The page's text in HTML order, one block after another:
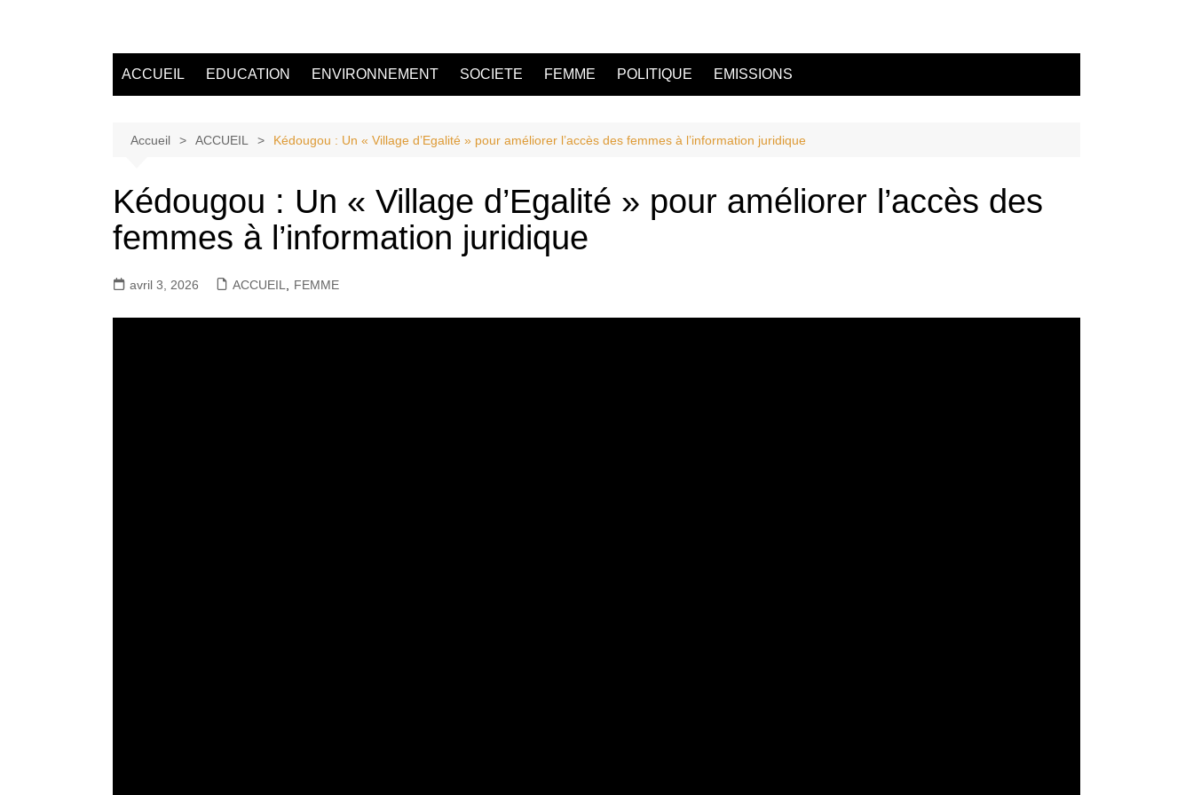
ACCUEIL EDUCATION ENVIRONNEMENT SOCIETE FEMME POLITIQUE EMISSIONS
Accueil ACCUEIL Kédougou : Un « Village d’Egalité » pour améliorer l’accès des femmes à l’information juridique
Kédougou : Un « Village d’Egalité » pour améliorer l’accès des
femmes à l’information juridique
avril 3, 2026 ACCUEIL FEMME